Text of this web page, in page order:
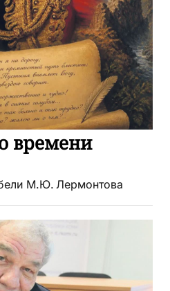
времени
М.Ю. Лермонтова